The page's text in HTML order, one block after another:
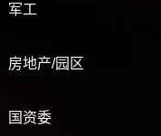
军工
房地产/园区
国资委